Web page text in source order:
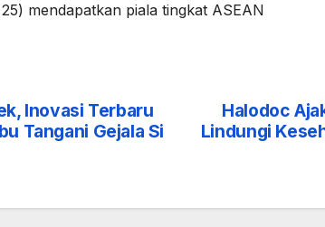
mendapatkan piala tingkat ASEAN
Halodoc
Lindungi
Inovasi Terbaru
Tangani Gejala Si